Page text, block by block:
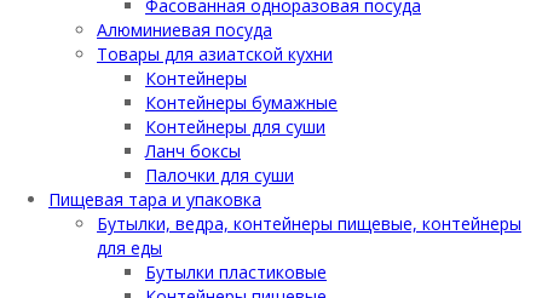
Фасованная одноразовая посуда
Алюминиевая посуда
Товары для азиатской кухни
Контейнеры
Контейнеры бумажные
Контейнеры для суши
Ланч боксы
Палочки для суши
Пищевая тара и упаковка
Бутылки, ведра, контейнеры пищевые, контейнеры
для еды
Бутылки пластиковые